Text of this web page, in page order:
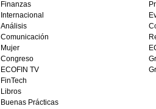
depósito
casino
en
España,
visita
este
sitio
restaurantedonmauro.es
y
Finanzas
Internacional
Análisis
Comunicación
Mujer
Congreso
ECOFIN TV
FinTech
Libros
Buenas Prácticas